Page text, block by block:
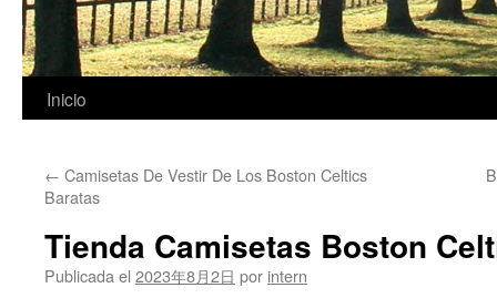
Saltar
contenido
Inicio
← Camisetas De Vestir De Los Boston Celtics
Baratas
Tienda Camisetas Boston
Publicada el 2023年8月2日 por intern